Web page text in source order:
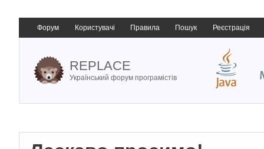
Форум Користувачі Правила Пошук Реєстрація
REPLACE
Український форум програмістів